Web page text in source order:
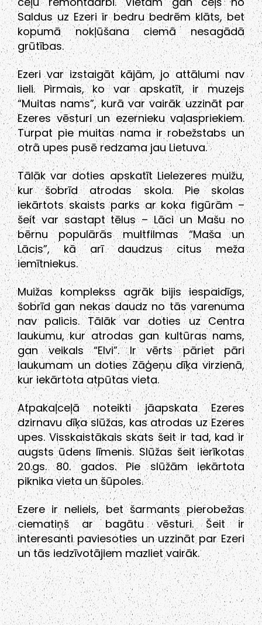
Saldus uz Ezeri ir bedru bedrēm klāts, bet
kopumā nokļūšana ciemā nesagādā
grūtības.
Ezeri var izstaigāt kājām, jo attālumi nav
lieli. Pirmais, ko var apskatīt, ir muzejs
“Muitas nams”, kurā var vairāk uzzināt par
Ezeres vēsturi un ezernieku vaļaspriekiem.
Turpat pie muitas nama ir robežstabs un
otrā upes pusē redzama jau Lietuva.
Tālāk var doties apskatīt Lielezeres muižu,
kur šobrīd atrodas skola. Pie skolas
iekārtots skaists parks ar koka figūrām –
šeit var sastapt tēlus – Lāci un Mašu no
bērnu populārās multfilmas “Maša un
Lācis”, kā arī daudzus citus meža
iemītniekus.
Muižas komplekss agrāk bijis iespaidīgs,
šobrīd gan nekas daudz no tās varenuma
nav palicis. Tālāk var doties uz Centra
laukumu, kur atrodas gan kultūras nams,
gan veikals “Elvi”. Ir vērts pāriet pāri
laukumam un doties Zāģeņu dīķa virzienā,
kur iekārtota atpūtas vieta.
Atpakaļceļā noteikti jāapskata Ezeres
dzirnavu dīķa slūžas, kas atrodas uz Ezeres
upes. Visskaistākais skats šeit ir tad, kad ir
augsts ūdens līmenis. Slūžas šeit ierīkotas
20.gs. 80. gados. Pie slūžām iekārtota
piknika vieta un šūpoles.
Ezere ir neliels, bet šarmants pierobežas
ciematiņš ar bagātu vēsturi. Šeit ir
interesanti paviesoties un uzzināt par Ezeri
un tās iedzīvotājiem mazliet vairāk.